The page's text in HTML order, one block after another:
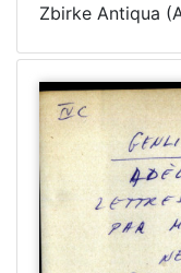
Zbirke Antiqua